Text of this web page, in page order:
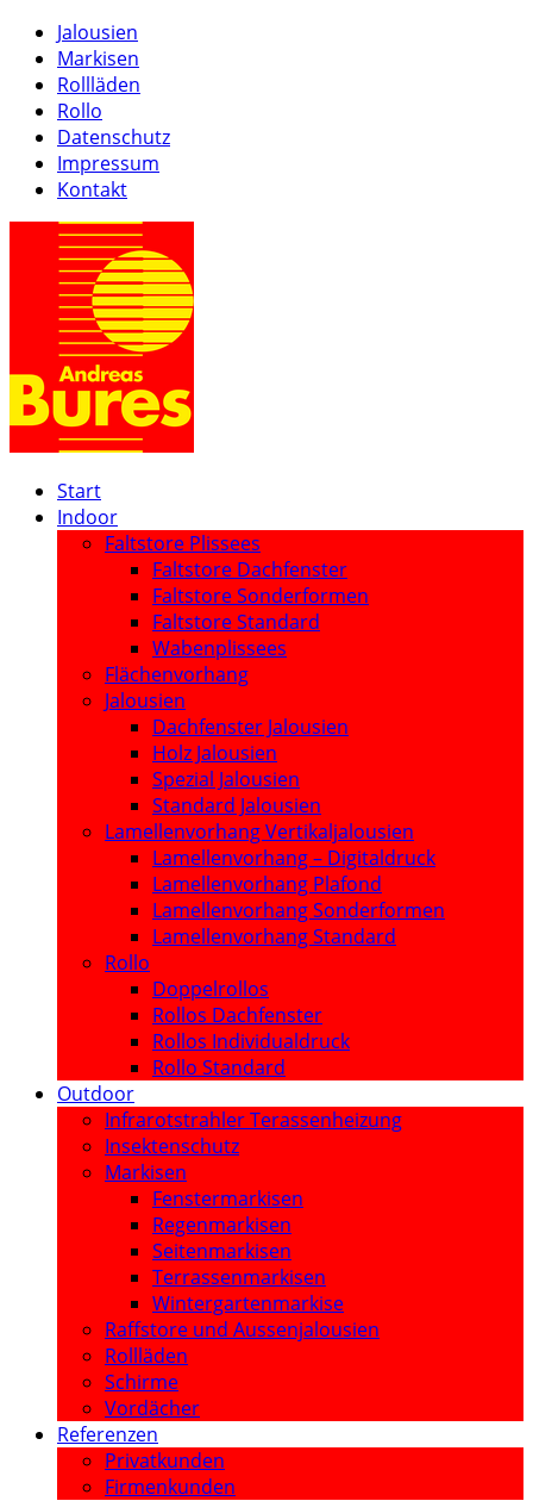
Jalousien
Markisen
Rollläden
Rollo
Datenschutz
Impressum
Kontakt
Start
Indoor
Faltstore Plissees
Faltstore Dachfenster
Faltstore Sonderformen
Faltstore Standard
Wabenplissees
Flächenvorhang
Jalousien
Dachfenster Jalousien
Holz Jalousien
Spezial Jalousien
Standard Jalousien
Lamellenvorhang Vertikaljalousien
Lamellenvorhang – Digitaldruck
Lamellenvorhang Plafond
Lamellenvorhang Sonderformen
Lamellenvorhang Standard
Rollo
Doppelrollos
Rollos Dachfenster
Rollos Individualdruck
Rollo Standard
Outdoor
Infrarotstrahler Terassenheizung
Insektenschutz
Markisen
Fenstermarkisen
Regenmarkisen
Seitenmarkisen
Terrassenmarkisen
Wintergartenmarkise
Raffstore und Aussenjalousien
Rollläden
Schirme
Vordächer
Referenzen
Privatkunden
Firmenkunden